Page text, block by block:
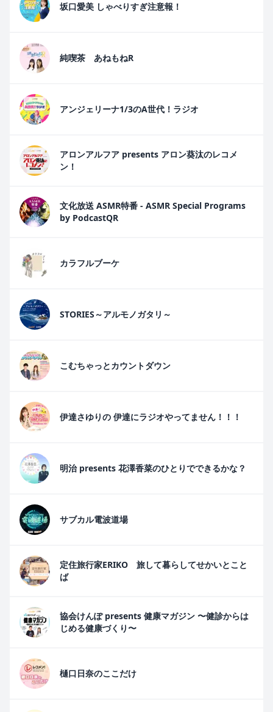
坂口愛美 しゃべりすぎ注意報！
純喫茶 あねもねR
アンジェリーナ1/3のA世代！ラジオ
アロンアルフア presents アロン葵汰のレコメ
ン！
文化放送 ASMR特番 - ASMR Special Programs
by PodcastQR
カラフルブーケ
STORIES～アルモノガタリ～
こむちゃっとカウントダウン
伊達さゆりの 伊達にラジオやってません！！！
明治 presents 花澤香菜のひとりでできるかな？
サブカル電波道場
定住旅行家ERIKO 旅して暮らしてせかいとこと
ば
協会けんぽ presents 健康マガジン 〜健診からは
じめる健康づくり〜
樋口日奈のここだけ